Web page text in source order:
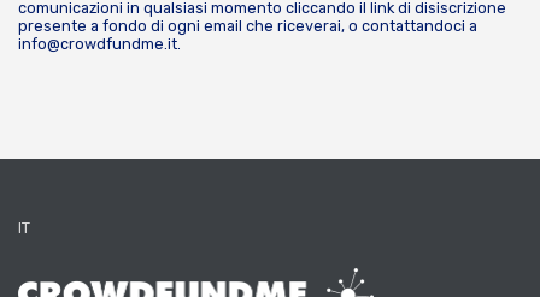
comunicazioni in qualsiasi momento cliccando il link di disiscrizione
presente a fondo di ogni email che riceverai, o contattandoci a
info@crowdfundme.it.
IT